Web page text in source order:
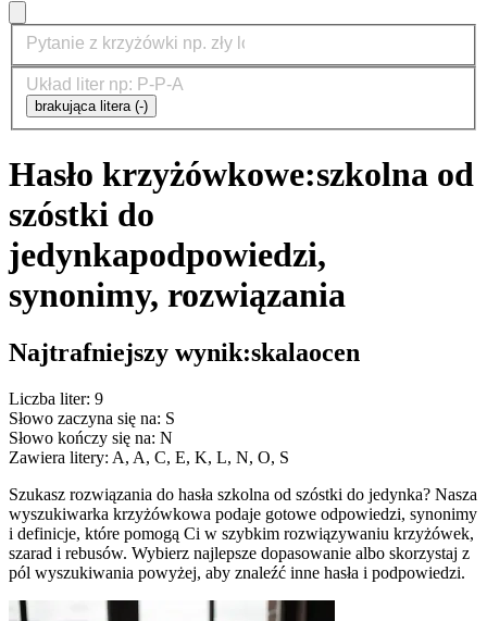
brakująca litera (-)
Hasło krzyżówkowe:szkolna od
szóstki do
jedynkapodpowiedzi,
synonimy, rozwiązania
Najtrafniejszy wynik:skalaocen
Liczba liter: 9
Słowo zaczyna się na: S
Słowo kończy się na: N
Zawiera litery: A, A, C, E, K, L, N, O, S
Szukasz rozwiązania do hasła szkolna od szóstki do jedynka? Nasza
wyszukiwarka krzyżówkowa podaje gotowe odpowiedzi, synonimy
i definicje, które pomogą Ci w szybkim rozwiązywaniu krzyżówek,
szarad i rebusów. Wybierz najlepsze dopasowanie albo skorzystaj z
pól wyszukiwania powyżej, aby znaleźć inne hasła i podpowiedzi.